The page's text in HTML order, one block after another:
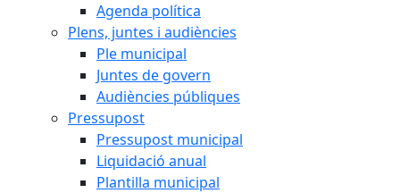
Agenda política
Plens, juntes i audiències
Ple municipal
Juntes de govern
Audiències públiques
Pressupost
Pressupost municipal
Liquidació anual
Plantilla municipal